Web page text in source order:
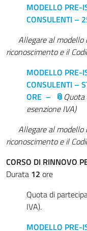
MODELLO PRE-
CONSULENTI –
Allegare al modello
riconoscimento e il
MODELLO PRE-
CONSULENTI –
ORE –
esenzione IVA)
Allegare al modello
riconoscimento e il
CORSO DI RINNOVO
Durata 12 ore
Quota di
IVA).
MODELLO PRE-